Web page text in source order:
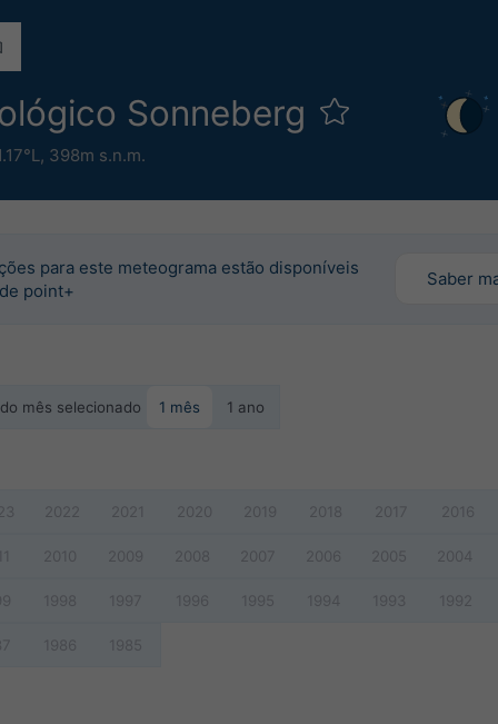
Sonneberg
398m s.n.m.
para este meteograma estão disponíveis
point+
Saber
mês selecionado 1 mês 1 ano
2022 2021 2020 2019 2018 2017 2016
2010 2009 2008 2007 2006 2005 2004
1998 1997 1996 1995 1994 1993 1992
1986 1985